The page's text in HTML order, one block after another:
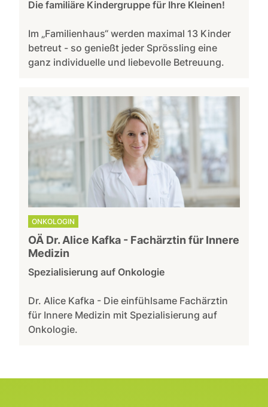
Die familiäre Kindergruppe für Ihre Kleinen!
Im „Familienhaus“ werden maximal 13 Kinder
betreut - so genießt jeder Sprössling eine
ganz individuelle und liebevolle Betreuung.
ONKOLOGIN
OÄ Dr. Alice Kafka - Fachärztin für Innere
Medizin
Spezialisierung auf Onkologie
Dr. Alice Kafka - Die einfühlsame Fachärztin
für Innere Medizin mit Spezialisierung auf
Onkologie.